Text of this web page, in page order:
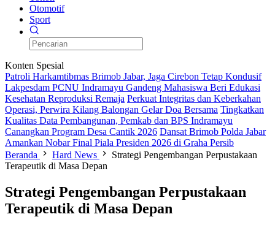
Otomotif
Sport
Konten Spesial
Patroli Harkamtibmas Brimob Jabar, Jaga Cirebon Tetap Kondusif
Lakpesdam PCNU Indramayu Gandeng Mahasiswa Beri Edukasi
Kesehatan Reproduksi Remaja Perkuat Integritas dan Keberkahan
Operasi, Perwira Kilang Balongan Gelar Doa Bersama Tingkatkan
Kualitas Data Pembangunan, Pemkab dan BPS Indramayu
Canangkan Program Desa Cantik 2026 Dansat Brimob Polda Jabar
Amankan Nobar Final Piala Presiden 2026 di Graha Persib
Beranda
Hard News
Strategi Pengembangan Perpustakaan
Terapeutik di Masa Depan
Strategi Pengembangan Perpustakaan
Terapeutik di Masa Depan